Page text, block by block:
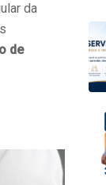
da
de